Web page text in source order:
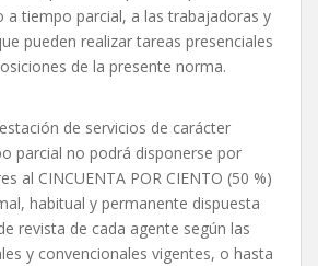
tiempo parcial, a las trabajadoras y
pueden realizar tareas presenciales
de la presente norma.
de servicios de carácter
parcial no podrá disponerse por
al CINCUENTA POR CIENTO (50 %)
habitual y permanente dispuesta
revista de cada agente según las
y convencionales vigentes, o hasta